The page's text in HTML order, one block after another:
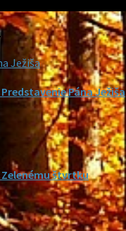
Pána Ježiša
štvrtku